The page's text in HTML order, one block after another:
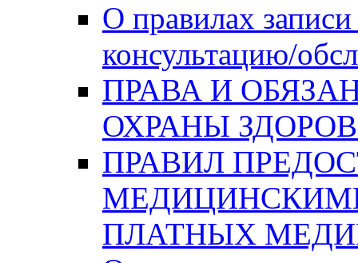
О правилах
консультацию/
ПРАВА И
ОХРАНЫ
ПРАВИЛ
ПЛАТНЫХ